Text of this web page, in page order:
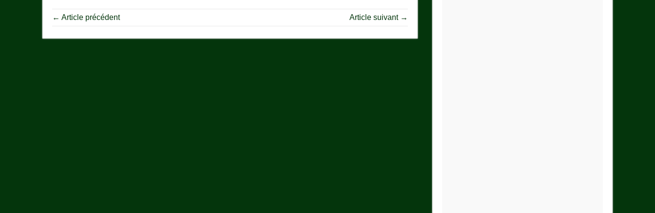
← Article précédent Article suivant →